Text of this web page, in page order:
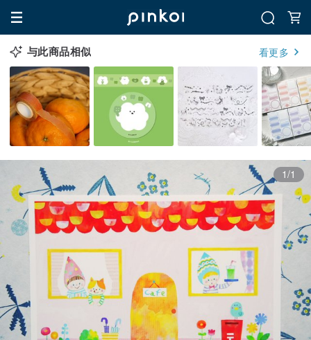
与此商品相似 看更多
1/1